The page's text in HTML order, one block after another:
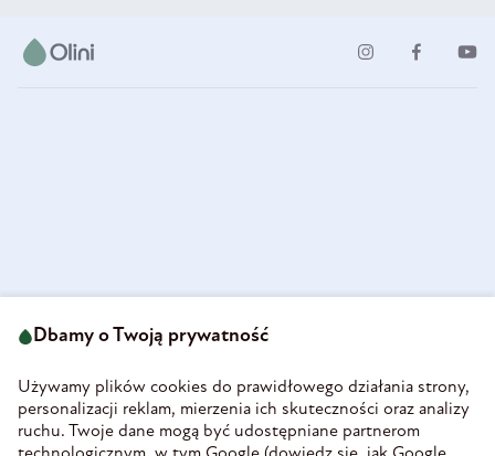
58-160 Świebodzice
REGON 890213034
INFORMACJE
Dbamy o Twoją prywatność
Używamy plików cookies do prawidłowego działania strony,
personalizacji reklam, mierzenia ich skuteczności oraz analizy
ruchu. Twoje dane mogą być udostępniane partnerom